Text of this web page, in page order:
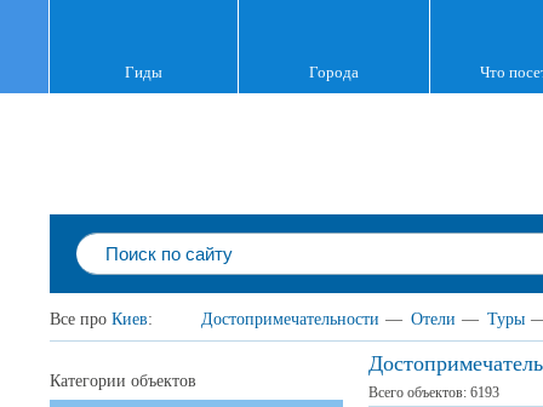
Гиды Города Что
Все про Киев: Достопримечательности — Отели — Туры
Всего объектов: 6193
Категории объектов